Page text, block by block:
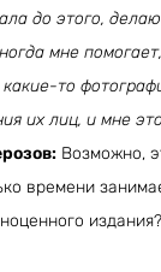
до этого,
мне
то
их лиц, и мне
Возможно,
времени